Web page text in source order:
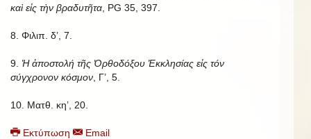
καὶ εἰς τὴν βραδυτῆτα , PG 35, 397.
8. Φιλιπ. δ’, 7.
9. Ἡ ἀποστολή τῆς Ὀρθοδόξου Ἐκκλησίας εἰς τόν
σύγχρονον κόσμον , Γ’, 5.
10. Ματθ. κη’, 20.
Εκτύπωση Email